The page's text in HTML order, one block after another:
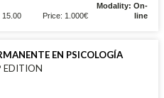
15.00 Price: 1.000€
Modality: On-
line
EN PSICOLOGÍA
EDITION